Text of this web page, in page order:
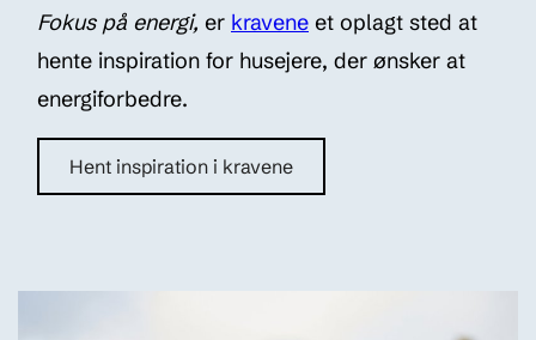
Fokus på energi, er kravene et oplagt sted at
hente inspiration for husejere, der ønsker at
energiforbedre.
Hent inspiration i kravene